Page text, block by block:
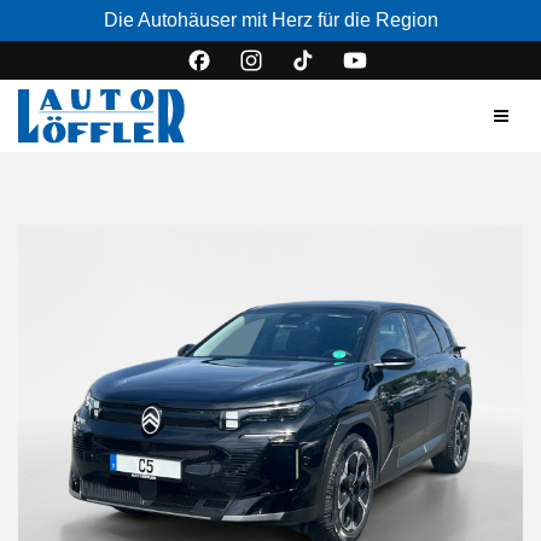
Die Autohäuser mit Herz für die Region